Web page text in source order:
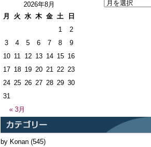
2026年8月
月
火 水 木 金 土 日
« 3月
1
2
3
4 5 6 7 8
9
10 11 12 13 14 15 16
17 18 19 20 21 22 23
24 25 26 27 28 29 30
31
by Konan (545)